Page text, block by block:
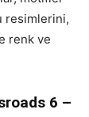
resimlerini,
renk ve
6 –